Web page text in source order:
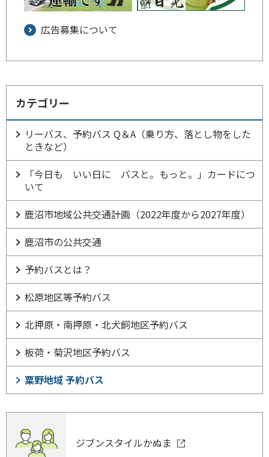
広告募集について
カテゴリー
リーバス、予約バス Q＆A（乗り方、落とし物をした
ときなど）
「今日も いい日に バスと。もっと。」カードにつ
いて
鹿沼市地域公共交通計画（2022年度から2027年度）
鹿沼市の公共交通
予約バスとは？
松原地区等予約バス
北押原・南押原・北犬飼地区予約バス
板荷・菊沢地区予約バス
粟野地域 予約バス
ジブンスタイルかぬま